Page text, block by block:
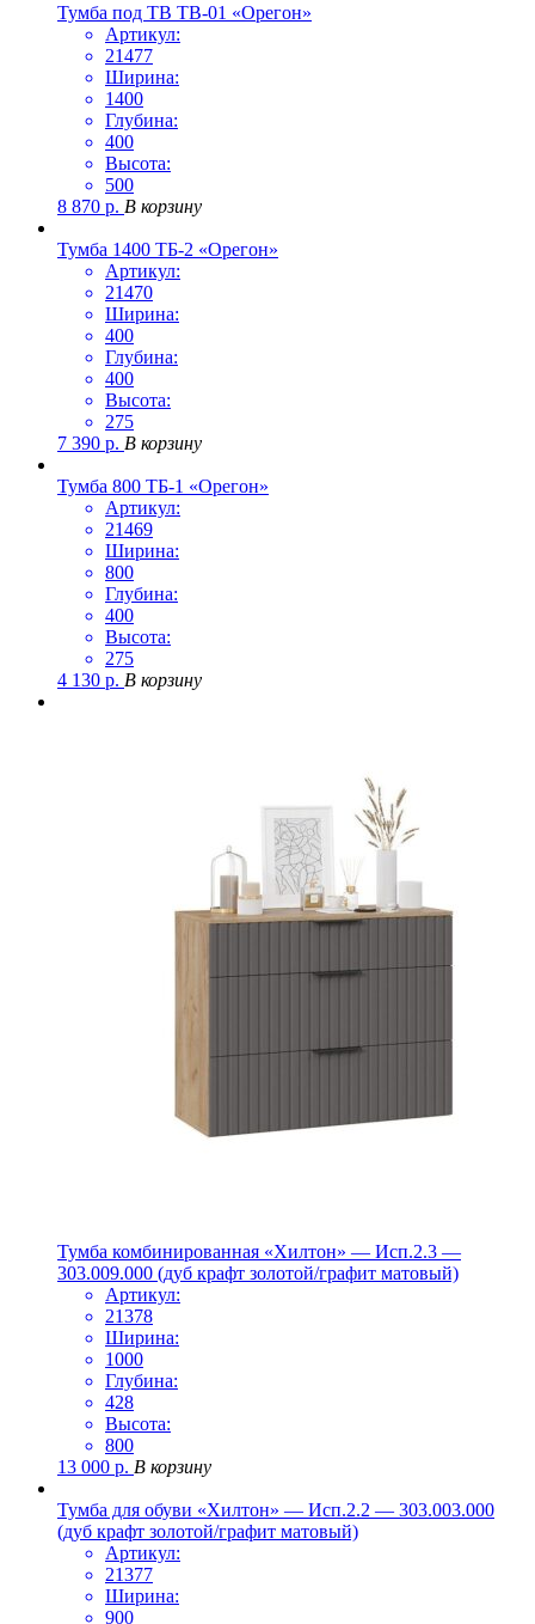
Тумба под ТВ ТВ-01 «Орегон»
Артикул:
21477
Ширина:
1400
Глубина:
400
Высота:
500
8 870 р. В корзину
Тумба 1400 ТБ-2 «Орегон»
Артикул:
21470
Ширина:
400
Глубина:
400
Высота:
275
7 390 р. В корзину
Тумба 800 ТБ-1 «Орегон»
Артикул:
21469
Ширина:
800
Глубина:
400
Высота:
275
4 130 р. В корзину
Тумба комбинированная «Хилтон» — Исп.2.3 —
303.009.000 (дуб крафт золотой/графит матовый)
Артикул:
21378
Ширина:
1000
Глубина:
428
Высота:
800
13 000 р. В корзину
Тумба для обуви «Хилтон» — Исп.2.2 — 303.003.000
(дуб крафт золотой/графит матовый)
Артикул:
21377
Ширина:
900